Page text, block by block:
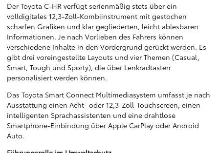
Der Toyota C-HR verfügt serienmäßig stets über ein
volldigitales 12,3-Zoll-Kombiinstrument mit gestochen
scharfen Grafiken und klar gegliederten, leicht ablesbaren
Informationen. Je nach Vorlieben des Fahrers können
verschiedene Inhalte in den Vordergrund gerückt werden. Es
gibt drei voreingestellte Layouts und vier Themen (Casual,
Smart, Tough und Sporty), die über Lenkradtasten
personalisiert werden können.
Das Toyota Smart Connect Multimediasystem umfasst je nach
Ausstattung einen Acht- oder 12,3-Zoll-Touchscreen, einen
intelligenten Sprachassistenten und eine drahtlose
Smartphone-Einbindung über Apple CarPlay oder Android
Auto.